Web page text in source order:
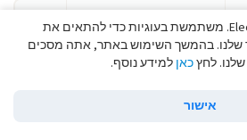
Electronic Team, Inc. משתמשת בעוגיות כדי להתאים את
שלנו. בהמשך השימוש באתר, אתה מסכים
שלנו. לחץכאן למידע נוסף.
אישור
VSPD